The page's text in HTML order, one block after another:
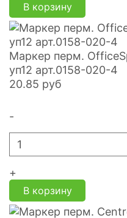
В корзину
Маркер перм.
уп12 арт.0158-020-4
20.85 руб
-
+
В корзину